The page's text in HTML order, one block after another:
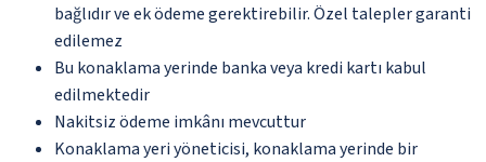
bağlıdır ve ek ödeme gerektirebilir. Özel talepler garanti
edilemez
Bu konaklama yerinde banka veya kredi kartı kabul
edilmektedir
Nakitsiz ödeme imkânı mevcuttur
Konaklama yeri yöneticisi, konaklama yerinde bir